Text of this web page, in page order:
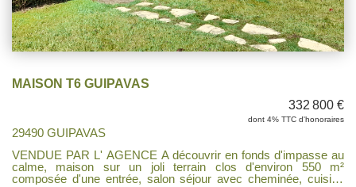
MAISON T6 GUIPAVAS
332 800 €
dont 4% TTC d'honoraires
29490 GUIPAVAS
VENDUE PAR L' AGENCE A découvrir en fonds d'impasse au
calme, maison sur un joli terrain clos d'environ 550 m²
composée d'une entrée, salon séjour avec cheminée, cuisine